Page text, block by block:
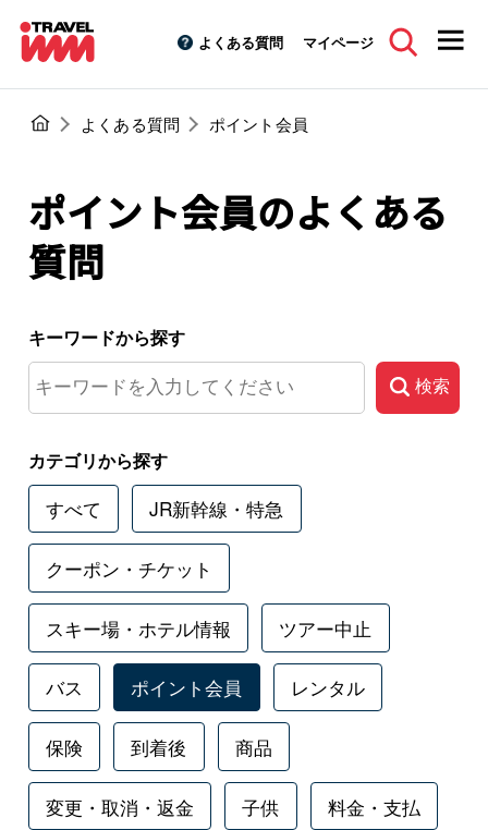
よくある質問 マイページ
よくある質問 ポイント会員
ポイント会員のよくある
質問
キーワードから探す
検索
カテゴリから探す
すべて JR新幹線・特急
クーポン・チケット
スキー場・ホテル情報 ツアー中止
バス ポイント会員 レンタル
保険 到着後 商品
変更・取消・返金 子供 料金・支払